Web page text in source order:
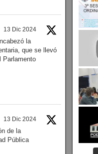
13 Dic 2024
la
que se llevó
Parlamento
13 Dic 2024
de la
Pública